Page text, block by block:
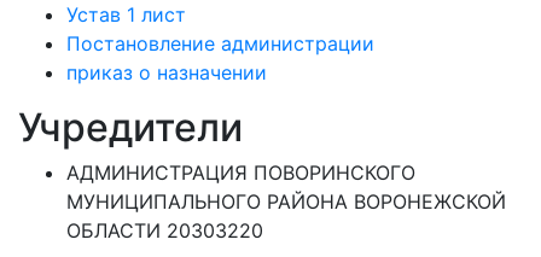
Устав 1 лист
Постановление администрации
приказ о назначении
Учредители
АДМИНИСТРАЦИЯ ПОВОРИНСКОГО
МУНИЦИПАЛЬНОГО РАЙОНА ВОРОНЕЖСКОЙ
ОБЛАСТИ 20303220